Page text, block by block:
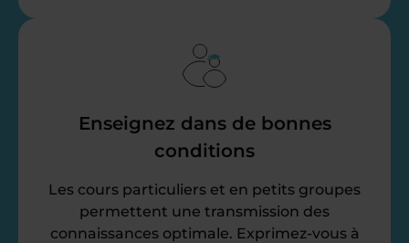
Enseignez dans de bonnes
conditions
Les cours particuliers et en petits groupes
permettent une transmission des
connaissances optimale. Exprimez-vous à